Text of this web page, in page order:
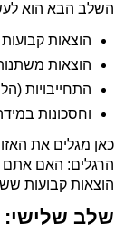
השלב הבא הוא
הוצאות
הוצאות
התחייבויות
וחסכונות
כאן מגלים את
הרגלים: האם אתם
הוצאות קבועות
שלב שלישי: